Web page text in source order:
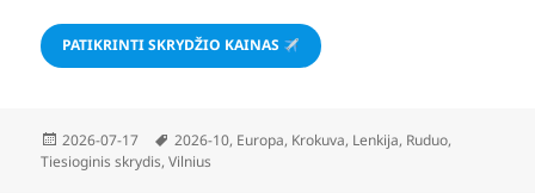
PATIKRINTI SKRYDŽIO KAINAS
Paskelbta
2026-07-17 Žymos
2026-10, Europa, Krokuva, Lenkija, Ruduo,
Tiesioginis skrydis,Vilnius